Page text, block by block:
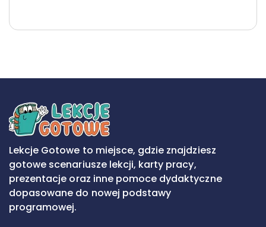
Lekcje Gotowe to miejsce, gdzie znajdziesz
gotowe scenariusze lekcji, karty pracy,
prezentacje oraz inne pomoce dydaktyczne
dopasowane do nowej podstawy
programowej.